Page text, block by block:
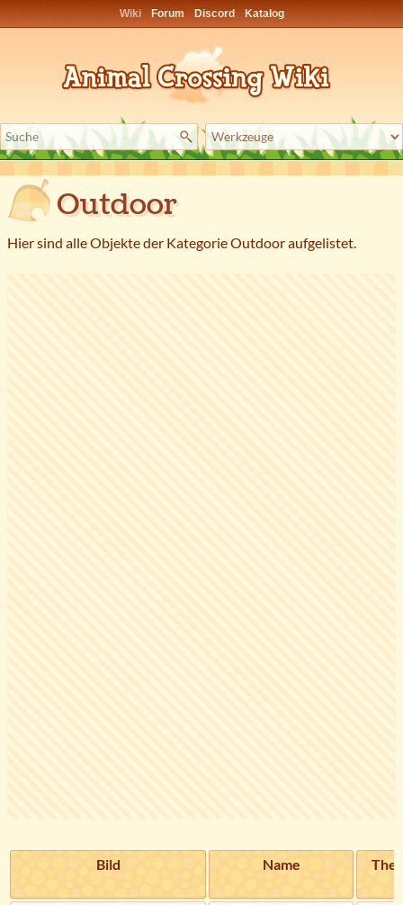
Wiki Forum Discord Katalog
Outdoor
Hier sind alle Objekte der Kategorie Outdoor aufgelistet.
Bild Name